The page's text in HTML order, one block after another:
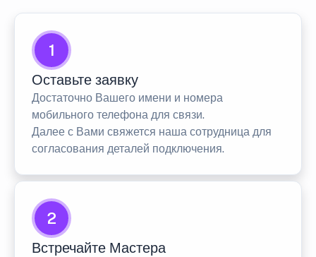
1
Оставьте заявку
Достаточно Вашего имени и номера
мобильного телефона для связи.
Далее с Вами свяжется наша сотрудница для
согласования деталей подключения.
2
Встречайте Мастера